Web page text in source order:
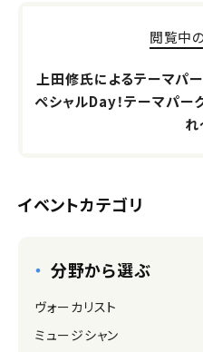
閲覧中
上田修氏によるテーマパ
ペシャルDay！テーマパー
れ
イベントカテゴリ
分野から選ぶ
ヴォーカリスト
ミュージシャン